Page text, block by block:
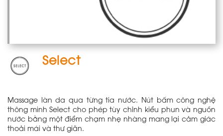
Select
Massage làn da qua từng tia nước. Nút bấm công nghệ
thông minh Select cho phép tùy chỉnh kiểu phun và nguồn
nước bằng một điểm chạm nhẹ nhàng mang lại cảm giác
thoải mái và thư giãn.